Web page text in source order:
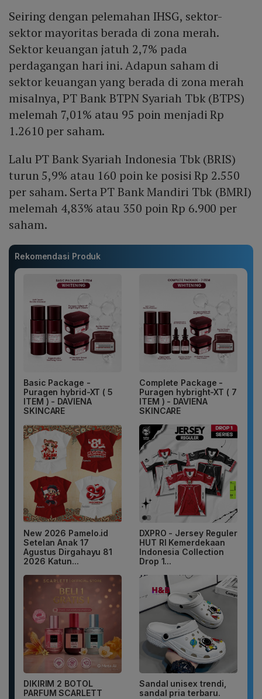
Seiring dengan pelemahan IHSG, sektor-
sektor mayoritas berada di zona merah.
Sektor keuangan jatuh 2,7% pada
perdagangan hari ini. Adapun saham di
sektor keuangan yang berada di zona merah
misalnya, PT Bank BTPN Syariah Tbk (BTPS)
melemah 7,01% atau 95 poin menjadi Rp
1.2610 per saham.
Lalu PT Bank Syariah Indonesia Tbk (BRIS)
turun 5,9% atau 160 poin ke posisi Rp 2.550
per saham. Serta PT Bank Mandiri Tbk (BMRI)
melemah 4,83% atau 350 poin Rp 6.900 per
saham.
Rekomendasi Produk
Basic Package -
Puragen hybrid-XT ( 5
ITEM ) - DAVIENA
SKINCARE
Complete Package -
Puragen hybright-XT ( 7
ITEM ) - DAVIENA
SKINCARE
New 2026 Pamelo.id
Setelan Anak 17
Agustus Dirgahayu 81
2026 Katun...
DXPRO - Jersey Reguler
HUT RI Kemerdekaan
Indonesia Collection
Drop 1...
DIKIRIM 2 BOTOL
PARFUM SCARLETT
Sandal unisex trendi,
sandal pria terbaru.